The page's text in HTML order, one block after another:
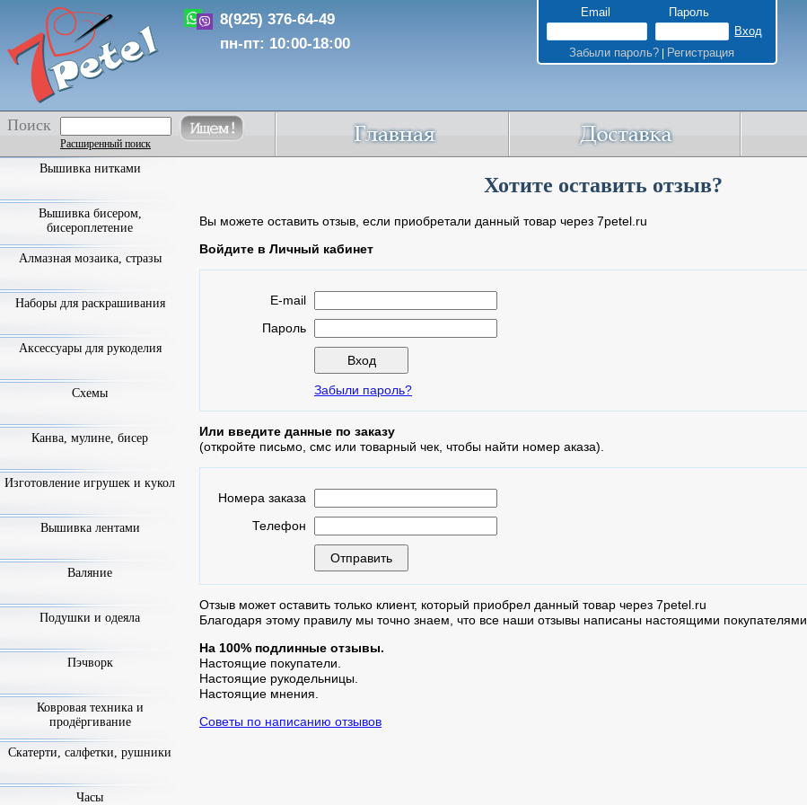
8(925) 376-64-49
пн-пт: 10:00-18:00
Email Пароль
Забыли пароль?| Регистрация
Поиск
Расширенный поиск
Хотите оставить отзыв?
Вы можете оставить отзыв, если приобретали данный товар через 7petel.ru
Войдите в Личный кабинет
E-mail
Пароль
Забыли пароль?
Или введите данные по заказу
(откройте письмо, смс или товарный чек, чтобы найти номер аказа).
Номера заказа
Телефон
Отзыв может оставить только клиент, который приобрел данный товар через 7petel.ru
Благодаря этому правилу мы точно знаем, что все наши отзывы написаны настоящими покупателями.
На 100% подлинные отзывы.
Настоящие покупатели.
Настоящие рукодельницы.
Настоящие мнения.
Советы по написанию отзывов
Вышивка нитками
Вышивка бисером,
бисероплетение
Алмазная мозаика, стразы
Наборы для раскрашивания
Аксессуары для рукоделия
Схемы
Канва, мулине, бисер
Изготовление игрушек и кукол
Вышивка лентами
Валяние
Подушки и одеяла
Пэчворк
Ковровая техника и
продёргивание
Скатерти, салфетки, рушники
Часы